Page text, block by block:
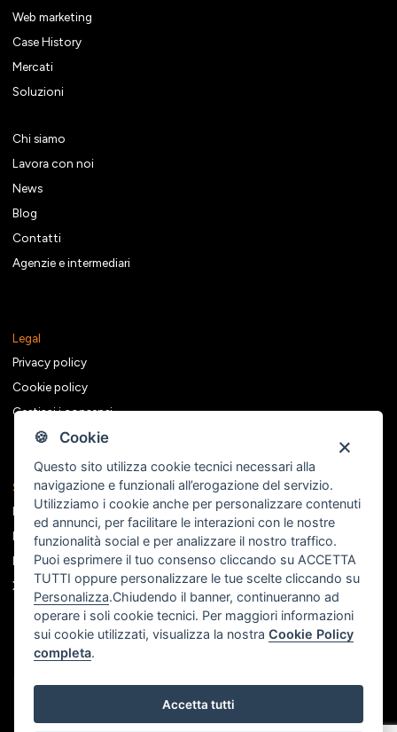
🍪 Cookie
Questo sito utilizza cookie tecnici necessari alla
navigazione e funzionali all’erogazione del servizio.
Utilizziamo i cookie anche per personalizzare contenuti
ed annunci, per facilitare le interazioni con le nostre
funzionalità social e per analizzare il nostro traffico.
Puoi esprimere il tuo consenso cliccando su ACCETTA
TUTTI oppure personalizzare le tue scelte cliccando su
Personalizza.Chiudendo il banner, continueranno ad
operare i soli cookie tecnici. Per maggiori informazioni
sui cookie utilizzati, visualizza la nostraCookie Policy
completa.
Accetta tutti
Web marketing
Case History
Mercati
Soluzioni
Chi siamo
Lavora con noi
News
Blog
Contatti
Agenzie e intermediari
Legal
Privacy policy
Cookie policy
Gestisci i consensi
Seguici sui social
Facebook
Instagram
Linkedin
X